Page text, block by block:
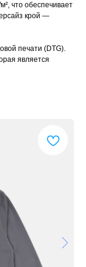
что обеспечивает
крой —
печати (DTG).
является